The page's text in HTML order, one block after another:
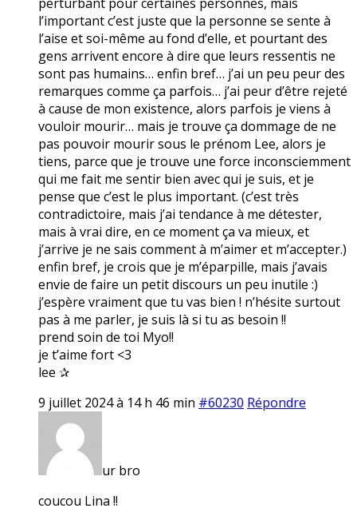
l’important c’est juste que la personne se sente à
l’aise et soi-même au fond d’elle, et pourtant des
gens arrivent encore à dire que leurs ressentis ne
sont pas humains… enfin bref… j’ai un peu peur des
remarques comme ça parfois… j’ai peur d’être rejeté
à cause de mon existence, alors parfois je viens à
vouloir mourir… mais je trouve ça dommage de ne
pas pouvoir mourir sous le prénom Lee, alors je
tiens, parce que je trouve une force inconsciemment
qui me fait me sentir bien avec qui je suis, et je
pense que c’est le plus important. (c’est très
contradictoire, mais j’ai tendance à me détester,
mais à vrai dire, en ce moment ça va mieux, et
j’arrive je ne sais comment à m’aimer et m’accepter.)
enfin bref, je crois que je m’éparpille, mais j’avais
envie de faire un petit discours un peu inutile :)
j’espère vraiment que tu vas bien ! n’hésite surtout
pas à me parler, je suis là si tu as besoin !!
prend soin de toi Myo!!
je t’aime fort <3
lee ✰
9 juillet 2024 à 14 h 46 min #60230 Répondre
ur bro
coucou Lina !!